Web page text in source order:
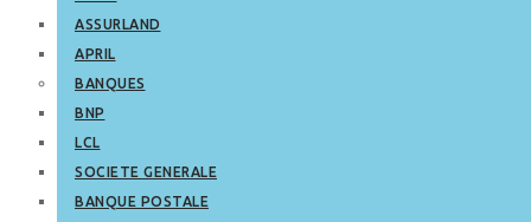
ASSURLAND
APRIL
BANQUES
BNP
LCL
SOCIETE GENERALE
BANQUE POSTALE